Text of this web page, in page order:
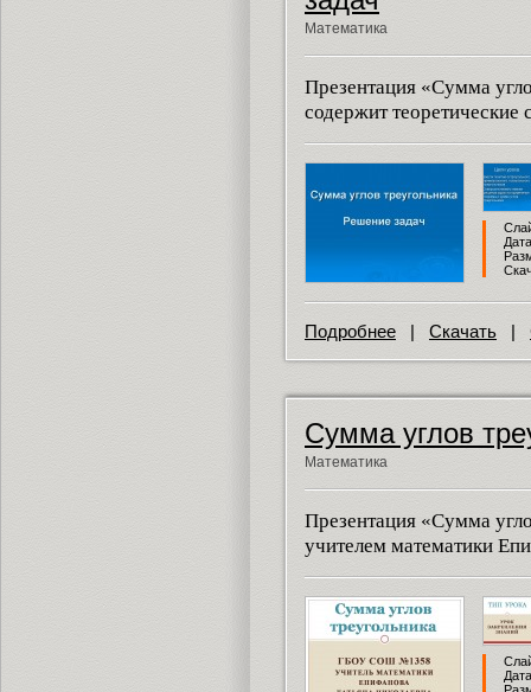
Математика
Презентация «Сумма
содержит теоретические
Подробнее | Скачать |
Сумма углов
Математика
Презентация «Сумма
учителем математики